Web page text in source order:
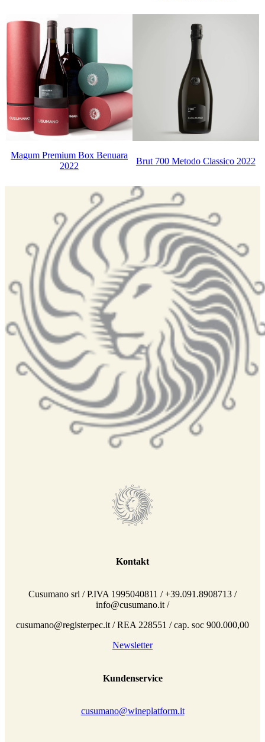
Magum Premium Box Benuara
2022
Brut 700 Metodo Classico 2022
Kontakt
Cusumano srl / P.IVA 1995040811 / +39.091.8908713 /
info@cusumano.it /
cusumano@registerpec.it / REA 228551 / cap. soc 900.000,00
Newsletter
Kundenservice
cusumano@wineplatform.it